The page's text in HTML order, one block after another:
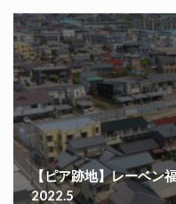
【ピア跡地】レーベ
2022.5